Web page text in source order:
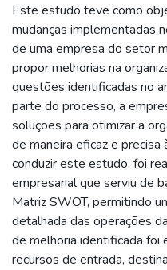
Este estudo teve como
mudanças implementadas
de uma empresa do setor
propor melhorias na
questões identificadas no
parte do processo, a
soluções para otimizar a
de maneira eficaz e
conduzir este estudo, foi
empresarial que serviu de
Matriz SWOT, permitindo
detalhada das operações
de melhoria identificada foi
recursos de entrada,